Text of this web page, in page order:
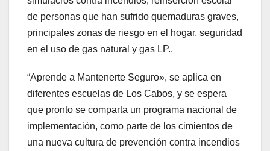
de personas que han sufrido quemaduras graves,
principales zonas de riesgo en el hogar, seguridad
en el uso de gas natural y gas LP..
“Aprende a Mantenerte Seguro», se aplica en
diferentes escuelas de Los Cabos, y se espera
que pronto se comparta un programa nacional de
implementación, como parte de los cimientos de
una nueva cultura de prevención contra incendios